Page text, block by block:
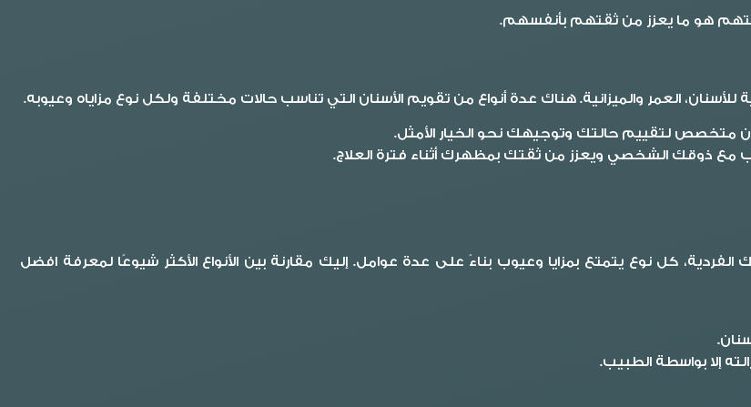
هو ما يعزز من ثقتهم بأنفسهم.
العمر والميزانية. هناك عدة أنواع من تقويم الأسنان التي تناسب حالات مختلفة ولكل نوع مزاياه وعيوبه.
متخصص لتقييم حالتك وتوجيهك نحو الخيار الأمثل.
مع ذوقك الشخصي ويعزز من ثقتك بمظهرك أثناء فترة العلاج.
كل نوع يتمتع بمزايا وعيوب بناءً على عدة عوامل. إليك مقارنة بين الأنواع الأكثر شيوعًا لمعرفة افضل
إلا بواسطة الطبيب.